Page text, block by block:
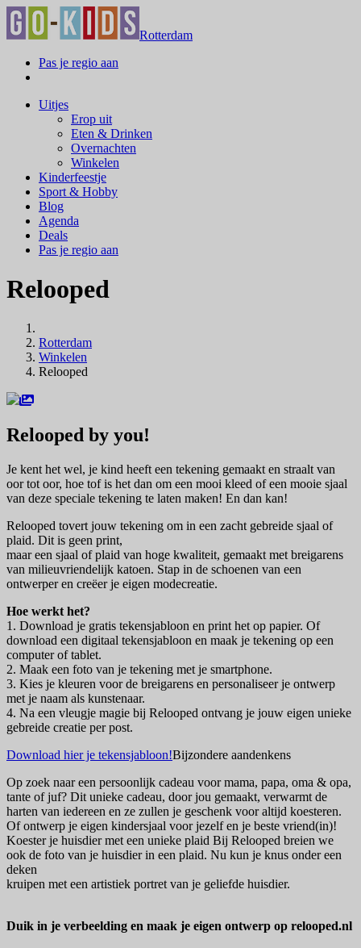
Rotterdam
Pas je regio aan
Uitjes
Erop uit
Eten & Drinken
Overnachten
Winkelen
Kinderfeestje
Sport & Hobby
Blog
Agenda
Deals
Pas je regio aan
Relooped
Rotterdam
Winkelen
Relooped
Relooped by you!
Je kent het wel, je kind heeft een tekening gemaakt en straalt van
oor tot oor, hoe tof is het dan om een mooi kleed of een mooie sjaal
van deze speciale tekening te laten maken! En dan kan!
Relooped tovert jouw tekening om in een zacht gebreide sjaal of
plaid. Dit is geen print,
maar een sjaal of plaid van hoge kwaliteit, gemaakt met breigarens
van milieuvriendelijk katoen. Stap in de schoenen van een
ontwerper en creëer je eigen modecreatie.
Hoe werkt het?
1. Download je gratis tekensjabloon en print het op papier. Of
download een digitaal tekensjabloon en maak je tekening op een
computer of tablet.
2. Maak een foto van je tekening met je smartphone.
3. Kies je kleuren voor de breigarens en personaliseer je ontwerp
met je naam als kunstenaar.
4. Na een vleugje magie bij Relooped ontvang je jouw eigen unieke
gebreide creatie per post.
Download hier je tekensjabloon!Bijzondere aandenkens
Op zoek naar een persoonlijk cadeau voor mama, papa, oma & opa,
tante of juf? Dit unieke cadeau, door jou gemaakt, verwarmt de
harten van iedereen en ze zullen je geschenk voor altijd koesteren.
Of ontwerp je eigen kindersjaal voor jezelf en je beste vriend(in)!
Koester je huisdier met een unieke plaid Bij Relooped breien we
ook de foto van je huisdier in een plaid. Nu kun je knus onder een
deken
kruipen met een artistiek portret van je geliefde huisdier.
Duik in je verbeelding en maak je eigen ontwerp op relooped.nl